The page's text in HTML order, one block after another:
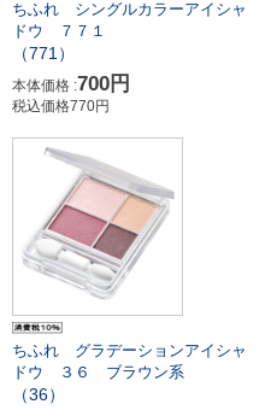
ちふれ シングルカラーアイシャ
ドウ ７７１
（771）
本体価格 :700円
税込価格770円
ちふれ グラデーションアイシャ
ドウ ３６ ブラウン系
（36）